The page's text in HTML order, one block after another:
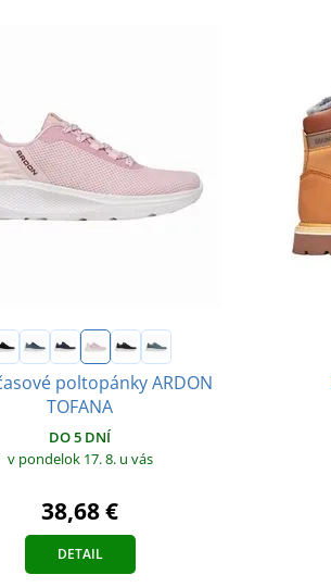
poltopánky ARDON
TOFANA
DO 5 DNÍ
v pondelok 17. 8. u vás
38,68 €
DETAIL